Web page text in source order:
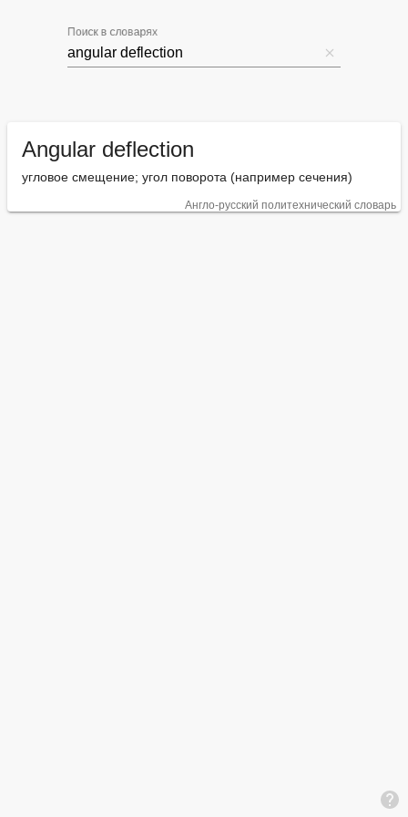
Поиск в словарях
Angular deflection
угловое смещение; угол поворота (например сечения)
Англо-русский политехнический словарь